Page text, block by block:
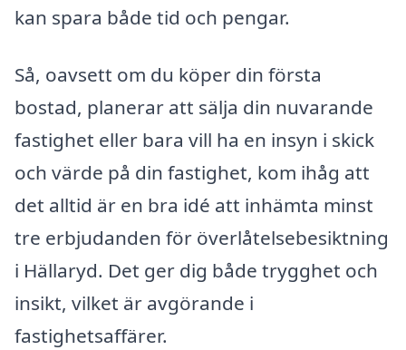
kan spara både tid och pengar.
Så, oavsett om du köper din första
bostad, planerar att sälja din nuvarande
fastighet eller bara vill ha en insyn i skick
och värde på din fastighet, kom ihåg att
det alltid är en bra idé att inhämta minst
tre erbjudanden för överlåtelsebesiktning
i Hällaryd. Det ger dig både trygghet och
insikt, vilket är avgörande i
fastighetsaffärer.